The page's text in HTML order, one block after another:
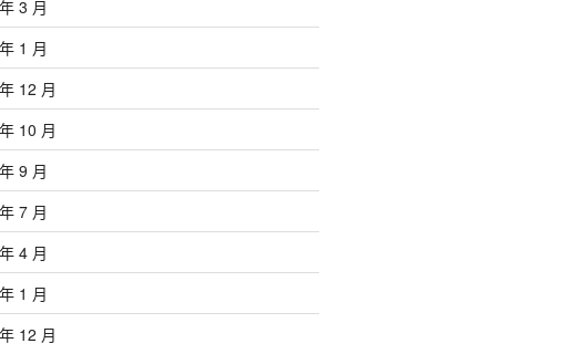
3 月
1 月
12 月
10 月
9 月
7 月
4 月
1 月
12 月